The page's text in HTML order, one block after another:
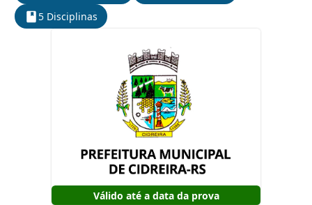
5 Disciplinas
Válido até a data da prova